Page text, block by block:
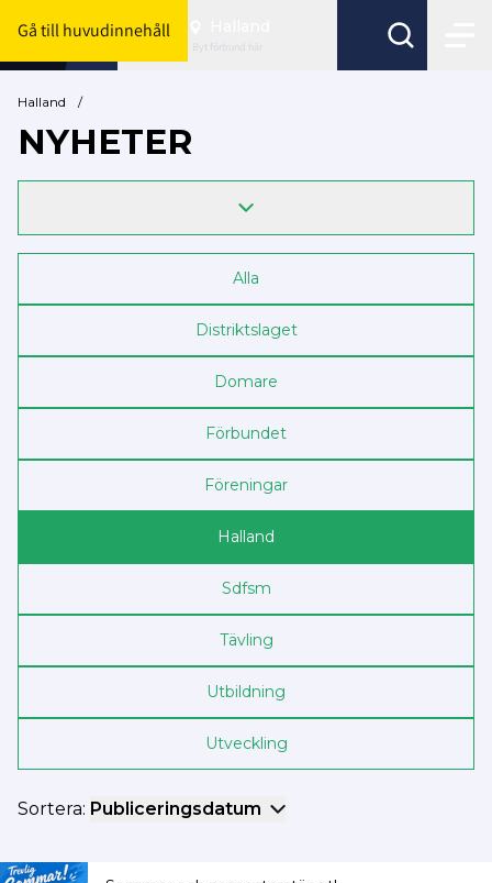
Gå till huvudinnehåll
Byt förbund här
Halland /
NYHETER
Alla
Distriktslaget
Domare
Förbundet
Föreningar
Halland
Sdf­sm
Tävling
Utbildning
Utveckling
Sortera: Publiceringsdatum